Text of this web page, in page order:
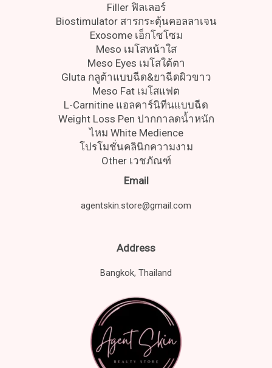
Filler ฟิลเลอร์
Biostimulator สารกระตุ้นคอลลาเจน
Exosome เอ็กโซโซม
Meso เมโสหน้าใส
Meso Eyes เมโสใต้ตา
Gluta กลูต้าแบบฉีด&ยาฉีดผิวขาว
Meso Fat เมโสแฟต
L-Carnitine แอลคาร์นิทีนแบบฉีด
Weight Loss Pen ปากกาลดน้ำหนัก
ไหม White Medience
โปรโมชั่นคลินิกความงาม
Other เวชภัณฑ์
Email
agentskin.store@gmail.com
Address
Bangkok, Thailand